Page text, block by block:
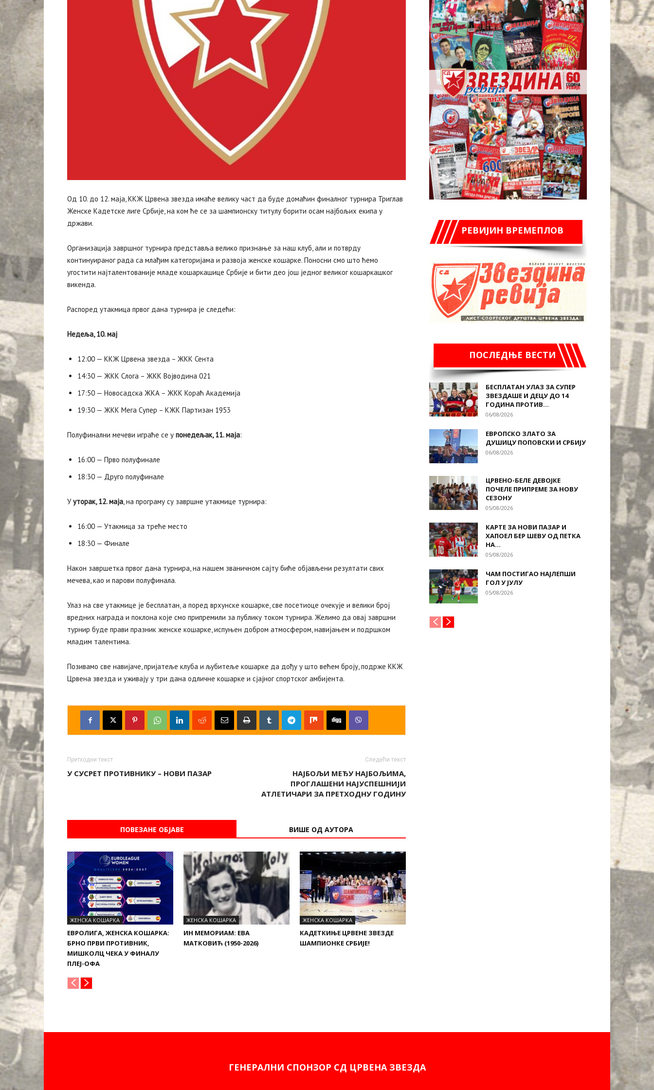
Од 10. до 12. маја, ККЖ Црвена звезда имаће велику част да буде домаћин финалног турнира Триглав
Женске Кадетске лиге Србије, на ком ће се за шампионску титулу борити осам најбољих екипа у
држави.
Организација завршног турнира представља велико признање за наш клуб, али и потврду
континуираног рада са млађим категоријама и развоја женске кошарке. Поносни смо што ћемо
угостити најталентованије младе кошаркашице Србије и бити део још једног великог кошаркашког
викенда.
Распоред утакмица првог дана турнира је следећи:
Недеља, 10. мај
12:00 — ККЖ Црвена звезда – ЖKK Сента
14:30 — ЖKK Слога – ЖKK Војводина 021
17:50 — Новосадска ЖКА – ЖKK Кораћ Академија
19:30 — ЖKK Мега Супер – КЖК Партизан 1953
Полуфинални мечеви играће се у понедељак, 11. маја:
16:00 — Прво полуфинале
18:30 — Друго полуфинале
У уторак, 12. маја, на програму су завршне утакмице турнира:
16:00 — Утакмица за треће место
18:30 — Финале
Након завршетка првог дана турнира, на нашем званичном сајту биће објављени резултати свих
мечева, као и парови полуфинала.
Улаз на све утакмице је бесплатан, а поред врхунске кошарке, све посетиоце очекује и велики број
вредних награда и поклона које смо припремили за публику током турнира. Желимо да овај завршни
турнир буде прави празник женске кошарке, испуњен добром атмосфером, навијањем и подршком
младим талентима.
Позивамо све навијаче, пријатеље клуба и љубитеље кошарке да дођу у што већем броју, подрже ККЖ
Црвена звезда и уживају у три дана одличне кошарке и сјајног спортског амбијента.
Претходни текст
У СУСРЕТ ПРОТИВНИКУ – НОВИ ПАЗАР
Следећи текст
НАЈБОЉИ МЕЂУ НАЈБОЉИМА,
ПРОГЛАШЕНИ НАЈУСПЕШНИЈИ
АТЛЕТИЧАРИ ЗА ПРЕТХОДНУ ГОДИНУ
ПОВЕЗАНЕ ОБЈАВЕ ВИШЕ ОД АУТОРА
ЖЕНСКА КОШАРКА
ЕВРОЛИГА, ЖЕНСКА КОШАРКА:
БРНО ПРВИ ПРОТИВНИК,
МИШКОЛЦ ЧЕКА У ФИНАЛУ
ПЛЕЈ-ОФА
ЖЕНСКА КОШАРКА
ИН МЕМОРИАМ: ЕВА
МАТКОВИЋ (1950-2026)
ЖЕНСКА КОШАРКА
КАДЕТКИЊЕ ЦРВЕНЕ ЗВЕЗДЕ
ШАМПИОНКЕ СРБИЈЕ!
РЕВИЈИН ВРЕМЕПЛОВ
ПОСЛЕДЊЕ ВЕСТИ
БЕСПЛАТАН УЛАЗ ЗА СУПЕР
ЗВЕЗДАШЕ И ДЕЦУ ДО 14
ГОДИНА ПРОТИВ...
06/08/2026
ЕВРОПСКО ЗЛАТО ЗА
ДУШИЦУ ПОПОВСКИ И СРБИЈУ
06/08/2026
ЦРВЕНО-БЕЛЕ ДЕВОЈКЕ
ПОЧЕЛЕ ПРИПРЕМЕ ЗА НОВУ
СЕЗОНУ
05/08/2026
КАРТЕ ЗА НОВИ ПАЗАР И
ХАПОЕЛ БЕР ШЕВУ ОД ПЕТКА
НА...
05/08/2026
ЧАМ ПОСТИГАО НАЈЛЕПШИ
ГОЛ У ЈУЛУ
05/08/2026
ГЕНЕРАЛНИ СПОНЗОР СД ЦРВЕНА ЗВЕЗДА